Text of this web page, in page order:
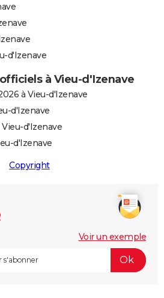
d'Izenave
à Vieu-d'Izenave
à Vieu-d'Izenave
d'Izenave
d'Izenave
d'Izenave
Copyright
Voir un exemple